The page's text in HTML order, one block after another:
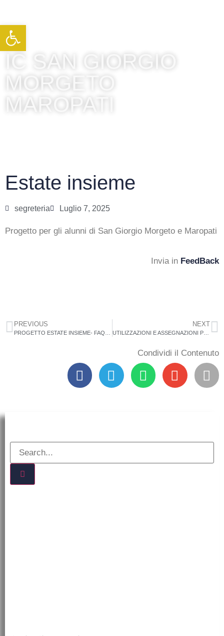
IC SAN GIORGIO
MORGETO
MAROPATI
Estate insieme
segreteria Luglio 7, 2025
Progetto per gli alunni di San Giorgio Morgeto e Maropati
Invia in FeedBack
PREVIOUS NEXT
UTILIZZAZIONI E ASSEGNAZIONI PROVVISORIE PER L’A.S.2025/26 DEL PERSONALE A.T.A.MODALITÀ DI INVIO DELLE DOMANDE
Condividi il Contenuto
Apri la barra degli strumenti